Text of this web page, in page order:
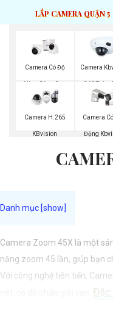
LẮP CAMERA QUẬN 5
Camera Có Độ
Nhạy Sáng Cao
Kbvision
Camera
360 Toàn
Camera H.265
KBvision
Camera
Động
Camera Zoom 45X là một
năng zoom 45 lần, giúp bạn
Với công nghệ tiên tiến,
Đặc
và nhiều cài đặt tuỳ chỉnh